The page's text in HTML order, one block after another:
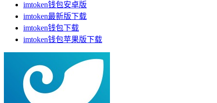
imtoken钱包安卓版
imtoken最新版下载
imtoken钱包下载
imtoken钱包苹果版下载